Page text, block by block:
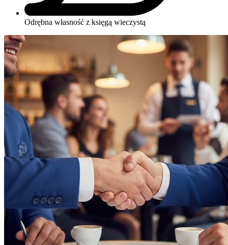
Odrębna własność z księgą wieczystą